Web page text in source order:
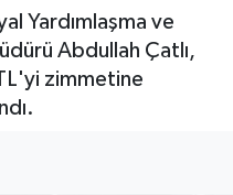
Yardımlaşma ve
Abdullah Çatlı,
zimmetine